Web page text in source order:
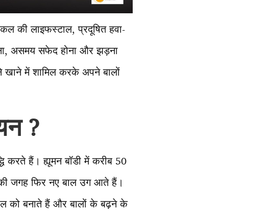
की लाइफस्टाल, प्रदूषित हवा-
असमय सफेद होना और झड़ना
में शामिल करके अपने बालों
?
करते हैं। ह्यूमन बॉडी में करीब 50
जगह फिर नए बाल उग आते हैं।
को बनाते हैं और बालों के बढ़ने के